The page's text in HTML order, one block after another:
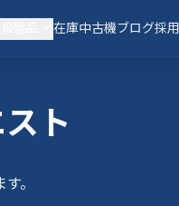
在庫中古機ブログ採
ト
。